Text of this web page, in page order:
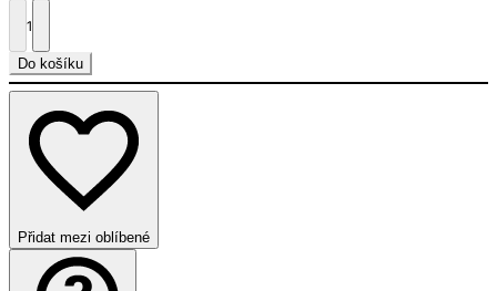
1
Do košíku
Přidat mezi oblíbené